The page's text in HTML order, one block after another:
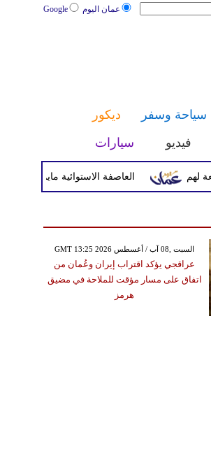
عمان اليوم Google
سياحة وسفر
ديكور
فيديو سيارات
العاصفة الاستوائية مايماي تضرب
GMT 13:25 2026 السبت ,08 آب / أغسطس
عراقجي يؤكد اقتراب إيران وعُمان من
اتفاق على مسار مؤقت للملاحة في مضيق
هرمز